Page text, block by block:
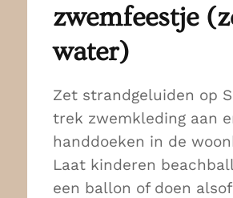
zwemfeestje
water)
Zet strandgeluiden op
trek zwemkleding aan
handdoeken in de
Laat kinderen
een ballon of doen